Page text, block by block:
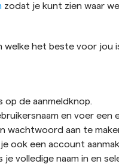
zodat je kunt zien waar
welke het beste voor jou
op de aanmeldknop.
en voer een
wachtwoord aan te
ook een account
je volledige naam in en